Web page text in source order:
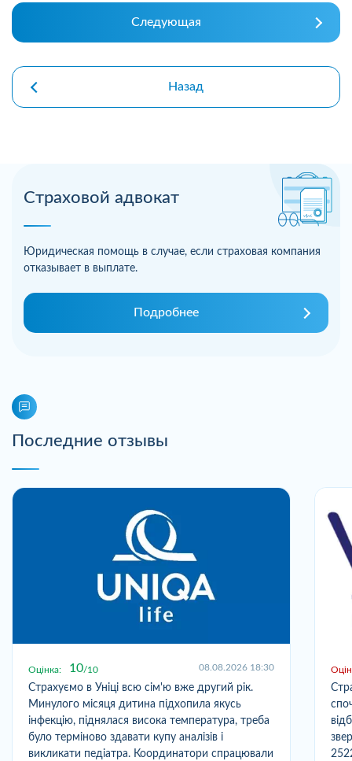
Страховой адвокат
Юридическая помощь в случае, если страховая компания
отказывает в выплате.
Подробнее
Последние отзывы
Оцінка: 10 10 08.08.2026 18:30
Страхуємо в Уніці всю сім'ю вже другий рік.
Минулого місяця дитина підхопила якусь
інфекцію, піднялася висока температура, треба
було терміново здавати купу аналізів і
викликати педіатра. Координатори спрацювали
Следующая
Назад